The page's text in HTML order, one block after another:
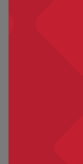
w